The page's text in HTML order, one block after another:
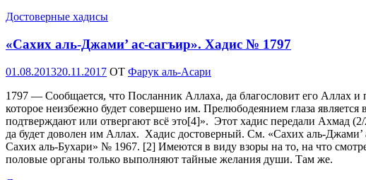
Достоверные хадисы
«Сахих аль-Джами’ ас-сагъир». Хадис № 1797
Опубликовано
01.08.201320.11.2017 OT Фарук аль-Асари
1797 — Сообщается, что Посланник Аллаха, да благословит его Аллах
которое неизбежно будет совершено им. Прелюбодеянием глаза
подтверждают или отвергают всё это[4]». Этот хадис передали Ахмад
да будет доволен им Аллах. Хадис достоверный. См. «Сахих аль-Джами’
Сахих аль-Бухари» № 1967. [2] Имеются в виду взоры на то, на что
половые органы только выполняют тайные желания души. Там же.